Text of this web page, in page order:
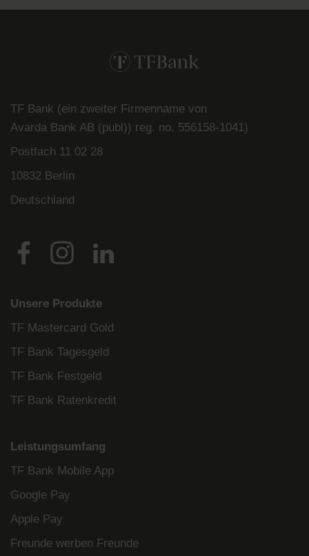
TF Bank (ein zweiter Firmenname von
Avarda Bank AB (publ)) reg. no. 556158-1041)
Postfach 11 02 28
10832 Berlin
Deutschland
Unsere Produkte
TF Mastercard Gold
TF Bank Tagesgeld
TF Bank Festgeld
TF Bank Ratenkredit
Leistungsumfang
TF Bank Mobile App
Google Pay
Apple Pay
Freunde werben Freunde